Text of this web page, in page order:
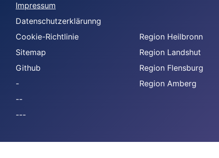
Impressum
Datenschutzerklärunng
Cookie-Richtlinie
Sitemap
Github
-
--
---
Region Heilbronn
Region Landshut
Region Flensburg
Region Amberg